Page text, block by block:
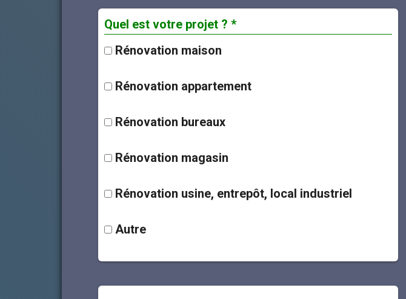
Quel est votre projet ? *
Rénovation maison
Rénovation appartement
Rénovation bureaux
Rénovation magasin
Rénovation usine, entrepôt, local industriel
Autre